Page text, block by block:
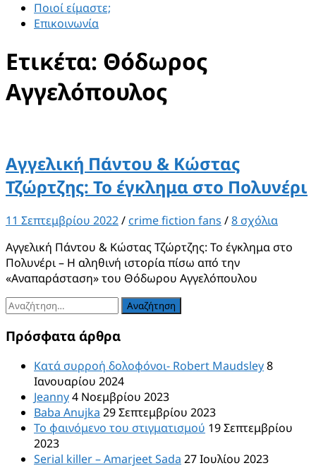
Ποιοί είμαστε;
Επικοινωνία
Ετικέτα: Θόδωρος
Αγγελόπουλος
Αγγελική Πάντου & Κώστας
Τζώρτζης: Το έγκλημα στο Πολυνέρι
11 Σεπτεμβρίου 2022/ crime fiction fans /8 σχόλια
Αγγελική Πάντου & Κώστας Τζώρτζης: Το έγκλημα στο
Πολυνέρι – Η αληθινή ιστορία πίσω από την
«Αναπαράσταση» του Θόδωρου Αγγελόπουλου
Αναζήτηση
για:
Πρόσφατα άρθρα
Κατά συρροή δολοφόνοι- Robert Maudsley8
Ιανουαρίου 2024
Jeanny4 Νοεμβρίου 2023
Baba Anujka 29 Σεπτεμβρίου 2023
Το φαινόμενο του στιγματισμού 19 Σεπτεμβρίου
2023
Serial killer – Amarjeet Sada 27 Ιουλίου 2023